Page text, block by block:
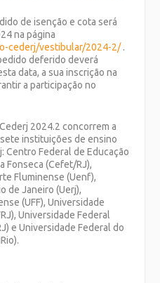
de isenção e cota será
na página
cederj/vestibular/2024-2/.
deferido deverá
data, a sua inscrição na
a participação no
2024.2 concorrem a
instituições de ensino
Centro Federal de Educação
Fonseca (Cefet/RJ),
Fluminense (Uenf),
de Janeiro (Uerj),
(UFF), Universidade
Universidade Federal
e Universidade Federal do